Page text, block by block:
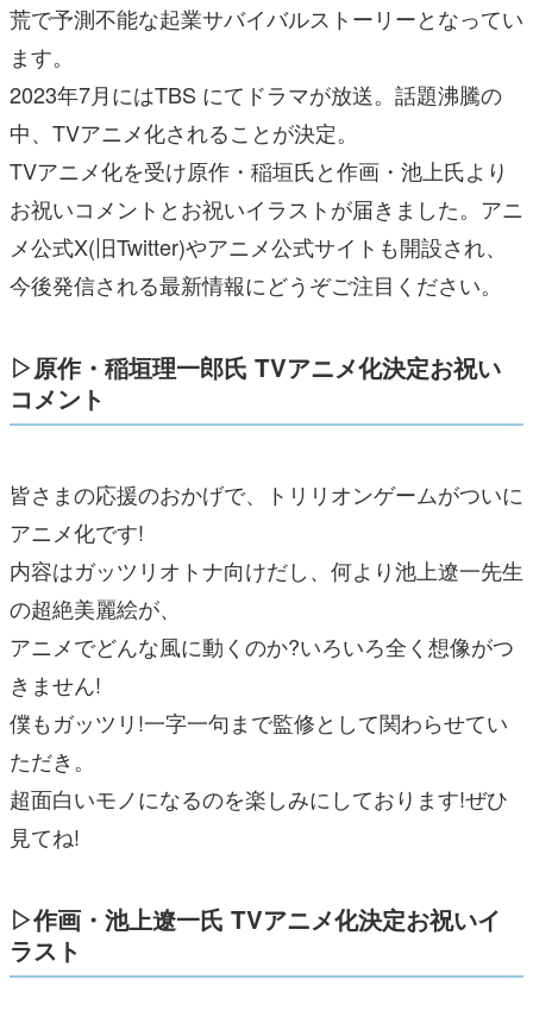
荒で予測不能な起業サバイバルストーリーとなってい
ます。
2023年7月にはTBS にてドラマが放送。話題沸騰の
中、TVアニメ化されることが決定。
TVアニメ化を受け原作・稲垣氏と作画・池上氏より
お祝いコメントとお祝いイラストが届きました。アニ
メ公式X(旧Twitter)やアニメ公式サイトも開設され、
今後発信される最新情報にどうぞご注目ください。
▷原作・稲垣理一郎氏 TVアニメ化決定お祝い
コメント
皆さまの応援のおかげで、トリリオンゲームがついに
アニメ化です!
内容はガッツリオトナ向けだし、何より池上遼一先生
の超絶美麗絵が、
アニメでどんな風に動くのか?いろいろ全く想像がつ
きません!
僕もガッツリ!一字一句まで監修として関わらせてい
ただき。
超面白いモノになるのを楽しみにしております!ぜひ
見てね!
▷作画・池上遼一氏 TVアニメ化決定お祝いイ
ラスト